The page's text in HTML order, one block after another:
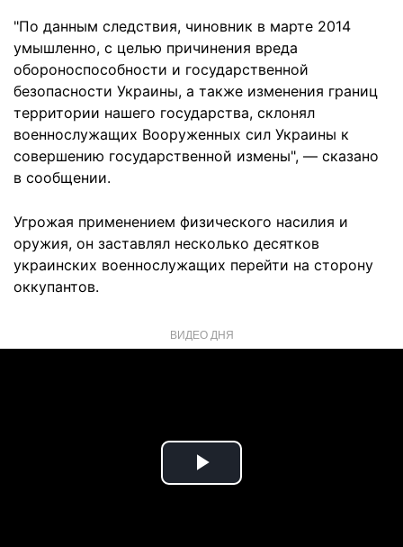
"По данным следствия, чиновник в марте 2014
умышленно, с целью причинения вреда
обороноспособности и государственной
безопасности Украины, а также изменения границ
территории нашего государства, склонял
военнослужащих Вооруженных сил Украины к
совершению государственной измены", — сказано
в сообщении.
Угрожая применением физического насилия и
оружия, он заставлял несколько десятков
украинских военнослужащих перейти на сторону
оккупантов.
ВИДЕО ДНЯ
Play